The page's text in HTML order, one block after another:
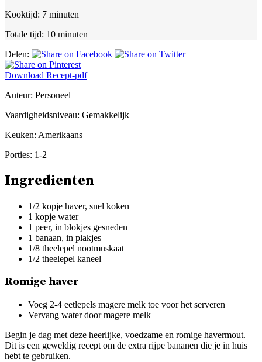
Kooktijd: 7 minuten
Totale tijd: 10 minuten
Delen:
Download Recept-pdf
Auteur: Personeel
Vaardigheidsniveau: Gemakkelijk
Keuken: Amerikaans
Porties: 1-2
Ingredienten
1/2 kopje haver, snel koken
1 kopje water
1 peer, in blokjes gesneden
1 banaan, in plakjes
1/8 theelepel nootmuskaat
1/2 theelepel kaneel
Romige haver
Voeg 2-4 eetlepels magere melk toe voor het serveren
Vervang water door magere melk
Begin je dag met deze heerlijke, voedzame en romige havermout.
Dit is een geweldig recept om de extra rijpe bananen die je in huis
hebt te gebruiken.